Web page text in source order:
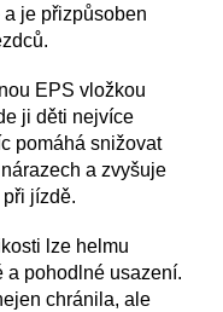
je přizpůsoben
EPS vložkou
ji děti nejvíce
pomáhá snižovat
a zvyšuje
jízdě.
lze helmu
a pohodlné usazení.
chránila, ale